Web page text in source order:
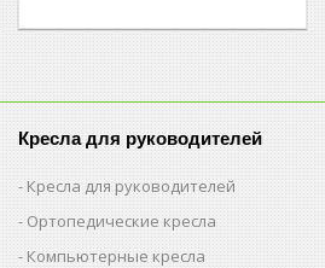
Кресла для руководителей
Кресла для руководителей
Ортопедические кресла
Компьютерные кресла